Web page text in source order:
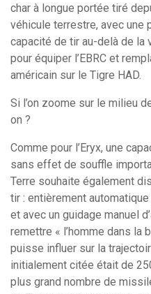
char à longue portée tiré
véhicule terrestre, avec une
capacité de tir au-delà de la
pour équiper l’EBRC et
américain sur le Tigre HAD.
Si l’on zoome sur le milieu
on ?
Comme pour l’Eryx, une
sans effet de souffle
Terre souhaite également
tir : entièrement
et avec un guidage manuel
remettre « l’homme dans la
puisse influer sur la
initialement citée était de
plus grand nombre de